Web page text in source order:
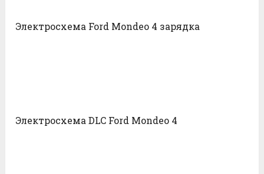
Электросхема Ford Mondeo 4 зарядка
Электросхема DLC Ford Mondeo 4